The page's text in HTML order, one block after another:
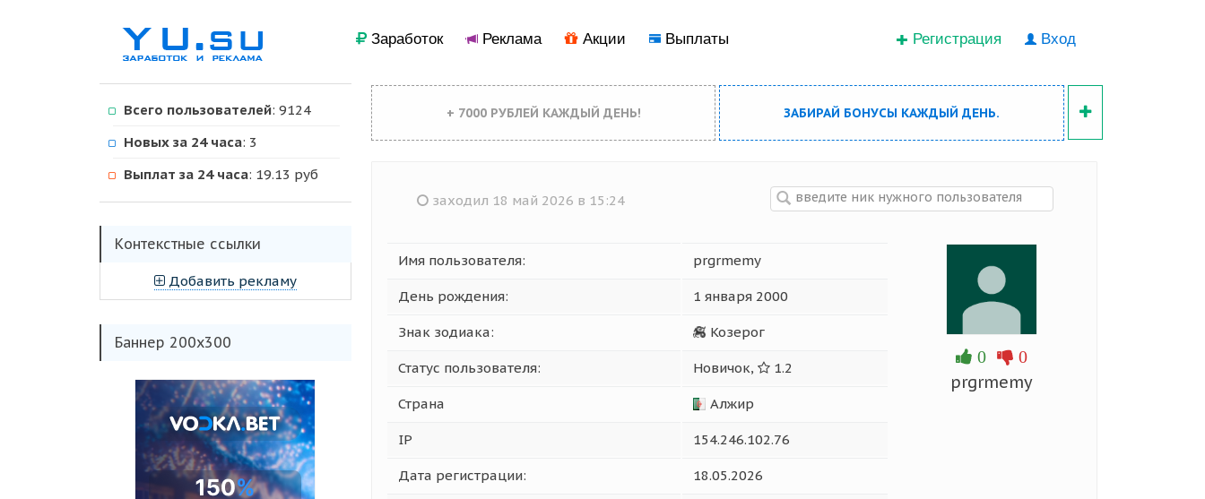
Заработок Реклама Акции Выплаты Вход
Регистрация
+ 7000 РУБЛЕЙ КАЖДЫЙ ДЕНЬ! ЗАБИРАЙ БОНУСЫ КАЖДЫЙ ДЕНЬ.
заходил 18 май 2026 в 15:24
0 0
prgrmemy
Имя пользователя: prgrmemy
День рождения: 1 января 2000
Знак зодиака: Козерог
Статус пользователя: Новичок, 1.2
Страна Алжир
IP 154.246.102.76
Дата регистрации: 18.05.2026
Всего пользователей: 9124
Новых за 24 часа: 3
Выплат за 24 часа: 19.13 руб
Kонтекстные ссылки
Добавить рекламу
Баннер 200х300